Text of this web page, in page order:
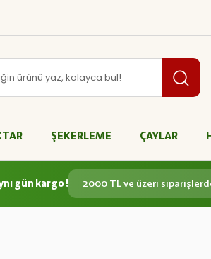
ŞEKERLEME ÇAYLAR
gün kargo ! 2000 TL ve üzeri